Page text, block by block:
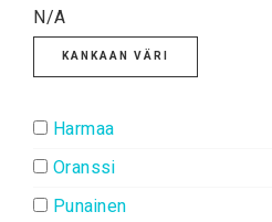
N/A
KANKAAN VÄRI
Harmaa
Oranssi
Punainen